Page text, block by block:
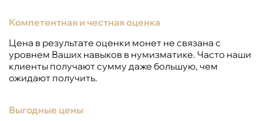
Компетентная и честная оценка
Цена в результате оценки монет не связана с
уровнем Ваших навыков в нумизматике. Часто наши
клиенты получают сумму даже большую, чем
ожидают получить.
Выгодные цены